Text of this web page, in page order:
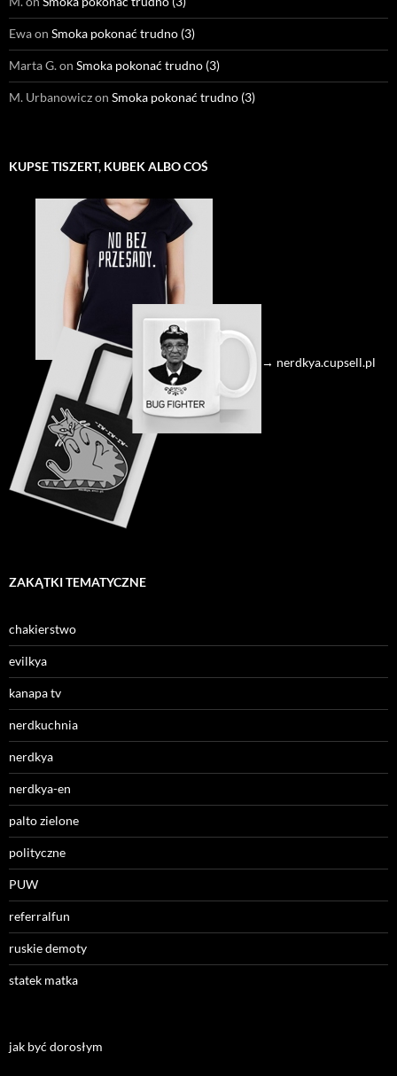
Ewaon Smoka pokonać trudno (3)
Marta G.on Smoka pokonać trudno (3)
M. Urbanowiczon Smoka pokonać trudno (3)
KUPSE TISZERT, KUBEK ALBO COŚ
→ nerdkya.cupsell.pl
ZAKĄTKI TEMATYCZNE
chakierstwo
evilkya
kanapa tv
nerdkuchnia
nerdkya
nerdkya-en
palto zielone
polityczne
PUW
referralfun
ruskie demoty
statek matka
jak być dorosłym